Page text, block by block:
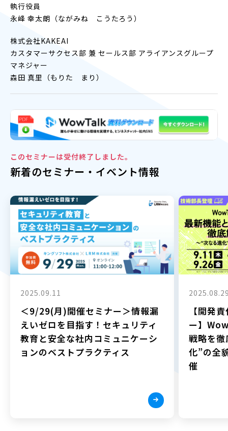
執行役員
永峰 幸太朗（ながみね こうたろう）
株式会社KAKEAI
カスタマーサクセス部 兼 セールス部 アライアンスグループ
マネジャー
森田 真里（もりた まり）
このセミナーは受付終了しました。
新着のセミナー・イベント情報
2025.09.11
＜9/29(月)開催セミナー＞情報漏
えいゼロを目指す！セキュリティ
教育と安全な社内コミュニケーシ
ョンのベストプラクティス
【開発
ー】
戦略を
化”の全
催